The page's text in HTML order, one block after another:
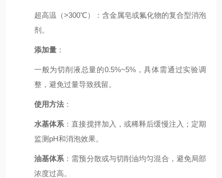
超高温（>300℃）：含金属皂或氟化物的复合型消泡
剂。
添加量：
一般为切削液总量的0.5%~5%，具体需通过实验调
整，避免过量导致残留。
使用方法：
水基体系 ：直接搅拌加入，或稀释后缓慢注入；定期
监测pH和消泡效果。
油基体系 ：需预分散或与切削油均匀混合，避免局部
浓度过高。